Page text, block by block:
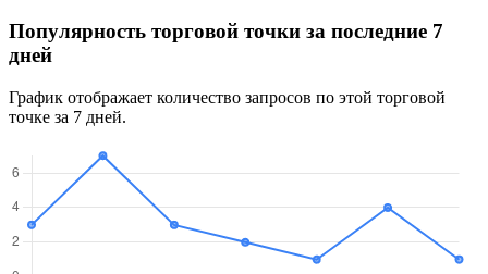
Популярность торговой точки за последние 7
дней
График отображает количество запросов по этой торговой
точке за 7 дней.